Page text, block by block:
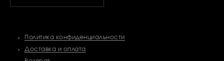
Политика конфиденциальности
Доставка и оплата